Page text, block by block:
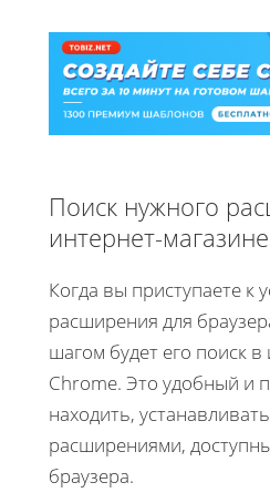
Поиск нужного
интернет-
Когда вы приступаете к
расширения для
шагом будет его поиск
Chrome. Это удобный и
находить,
расширениями,
браузера.